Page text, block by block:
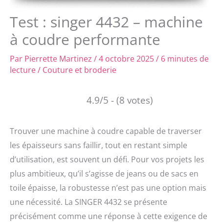
Test : singer 4432 – machine
à coudre performante
Par Pierrette Martinez /4 octobre 2025/ 6 minutes de
lecture/ Couture et broderie
4.9/5 - (8 votes)
Trouver une machine à coudre capable de traverser
les épaisseurs sans faillir, tout en restant simple
d’utilisation, est souvent un défi. Pour vos projets les
plus ambitieux, qu’il s’agisse de jeans ou de sacs en
toile épaisse, la robustesse n’est pas une option mais
une nécessité. La SINGER 4432 se présente
précisément comme une réponse à cette exigence de